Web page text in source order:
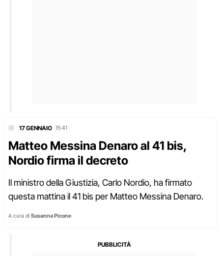
17 GENNAIO 15:41
Matteo Messina Denaro al 41 bis,
Nordio firma il decreto
Il ministro della Giustizia, Carlo Nordio, ha firmato
questa mattina il 41 bis per Matteo Messina Denaro.
A cura di Susanna Picone